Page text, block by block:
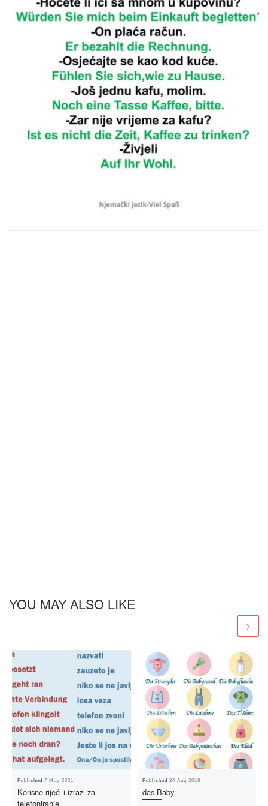
YOU MAY ALSO LIKE
Published7 May 2021
Korisne riječi i izrazi za
telefoniranje
Published24 Aug 2019
das Baby